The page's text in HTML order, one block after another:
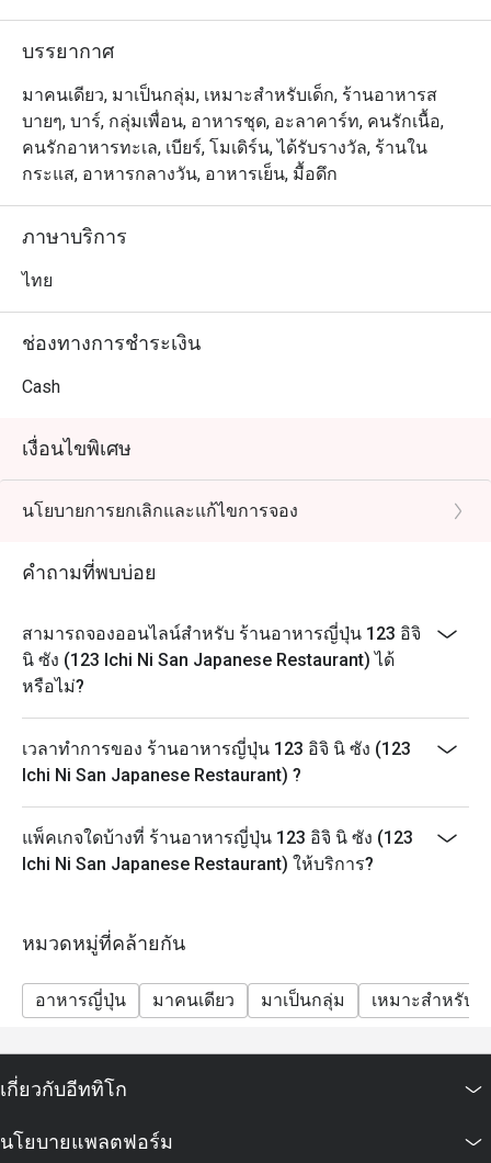
บรรยากาศ
มาคนเดียว, มาเป็นกลุ่ม, เหมาะสำหรับเด็ก, ร้านอาหารส
บายๆ, บาร์, กลุ่มเพื่อน, อาหารชุด, อะลาคาร์ท, คนรักเนื้อ,
คนรักอาหารทะเล, เบียร์, โมเดิร์น, ได้รับรางวัล, ร้านใน
กระแส, อาหารกลางวัน, อาหารเย็น, มื้อดึก
ภาษาบริการ
ไทย
ช่องทางการชำระเงิน
Cash
เงื่อนไขพิเศษ
นโยบายการยกเลิกและแก้ไขการจอง
คำถามที่พบบ่อย
สามารถจองออนไลน์สำหรับ ร้านอาหารญี่ปุ่น 123 อิจิ
นิ ซัง (123 Ichi Ni San Japanese Restaurant) ได้
หรือไม่?
เวลาทำการของ ร้านอาหารญี่ปุ่น 123 อิจิ นิ ซัง (123
Ichi Ni San Japanese Restaurant) ?
แพ็คเกจใดบ้างที่ ร้านอาหารญี่ปุ่น 123 อิจิ นิ ซัง (123
Ichi Ni San Japanese Restaurant) ให้บริการ?
หมวดหมู่ที่คล้ายกัน
อาหารญี่ปุ่น มาคนเดียว มาเป็นกลุ่ม เหมาะสำหรับเ
เกี่ยวกับอีททิโก
นโยบายแพลตฟอร์ม